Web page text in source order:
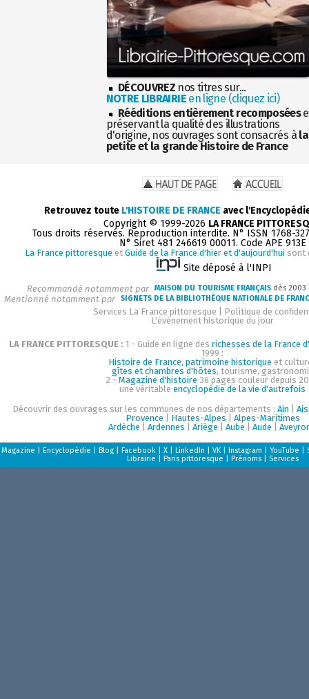
DÉCOUVREZ nos titres sur...
NOTRE LIBRAIRIEen ligne (cliquez ici)
Rééditions entièrement recomposées
préservant la qualité des illustrations
d'origine, nos ouvrages sont consacrés à la
petite et la grande Histoire de France
Retrouvez toute L'HISTOIRE DE FRANCE avec
Copyright © 1999-2026 LA FRANCE
Tous droits réservés. Reproduction interdite. N° ISSN 1768-
N° Siret 481 246619 00011. Code APE 913E
La France pittoresque et Guide de la France d'hier et d'aujourd'hui sont
Site déposé à l'INPI
Recommandé notamment par MAISON DU TOURISME FRANÇAIS dès
Mentionné notamment par SIGNETS DE LA BIBLIOTHÈQUE NATIONALE DE
Services La France pittoresque
Politique de
L'événement historique du jour
LA FRANCE PITTORESQUE : 1 - Guide en ligne des richesses de la France
1999 :
Histoire de France, patrimoine historique et
gîtes et chambres d'hôtes, tourisme,
2 - Magazine d'histoire 36 pages couleur depuis
une véritable encyclopédie de la vie d'autrefois
Découvrir des ouvrages sur les communes de nos départements : Ain
Provence
Hautes-Alpes
Alpes-Maritimes
Ardèche
Ardennes Ariège Aube Aude
Magazine Encyclopédie Blog| Facebook| X| LinkedIn VK| Instagram YouTube
Librairie
Paris pittoresque Prénoms| Services